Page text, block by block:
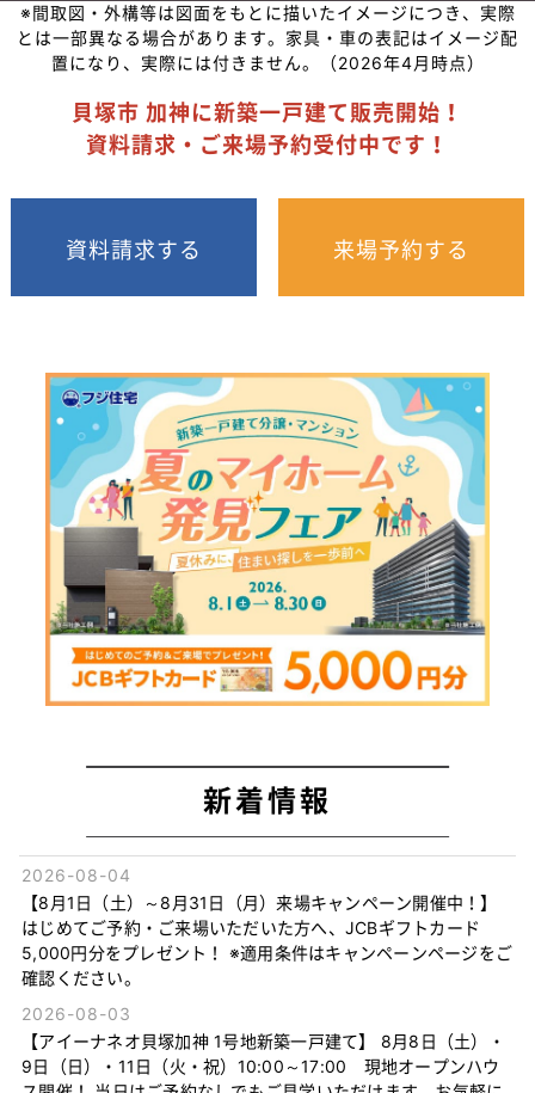
※間取図・外構等は図面をもとに描いたイメージにつき、実際
とは一部異なる場合があります。家具・車の表記はイメージ配
置になり、実際には付きません。（2026年4月時点）
貝塚市 加神に新築一戸建て販売開始！
資料請求・ご来場予約受付中です！
資料請求する 来場予約する
新着情報
2026-08-04
【8月1日（土）～8月31日（月）来場キャンペーン開催中！】
はじめてご予約・ご来場いただいた方へ、JCBギフトカード
5,000円分をプレゼント！ ※適用条件はキャンペーンページをご
確認ください。
2026-08-03
【アイーナネオ貝塚加神 1号地新築一戸建て】 8月8日（土）・
9日（日）・11日（火・祝）10:00～17:00 現地オープンハウ